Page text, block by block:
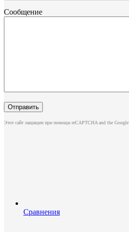
Сообщение
Этот сайт защищен при помощи reCAPTCHA and the Google
Сравнения